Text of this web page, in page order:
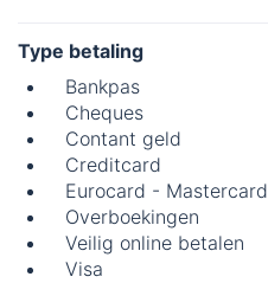
Type betaling
Bankpas
Cheques
Contant geld
Creditcard
Eurocard - Mastercard
Overboekingen
Veilig online betalen
Visa